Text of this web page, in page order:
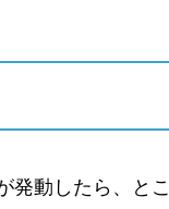
発動したら、と